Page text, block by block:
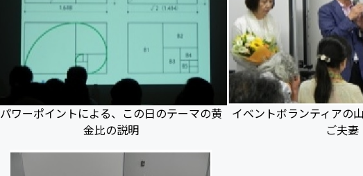
パワーポイントによる、この日のテーマの黄
金比の説明
イベントボランティアの
ご夫妻